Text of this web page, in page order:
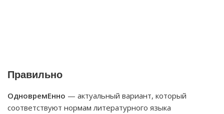
Правильно
ОдновремЕнно — актуальный вариант, который
соответствуют нормам литературного языка